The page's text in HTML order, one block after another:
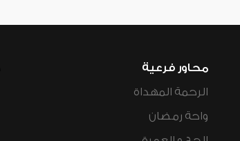
محاور فرعية
الرحمة المهداة
واحة رمضان